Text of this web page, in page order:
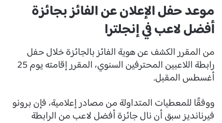
موعد حفل الإعلان عن الفائز بجائزة
أفضل لاعب في إنجلترا
من المقرر الكشف عن هوية الفائز بالجائزة خلال حفل
رابطة اللاعبين المحترفين السنوي، المقرر إقامته يوم 25
أغسطس المقبل.
ووفقًا للمعطيات المتداولة من مصادر إعلامية، فإن برونو
فيرنانديز سبق أن نال جائزة أفضل لاعب من الرابطة